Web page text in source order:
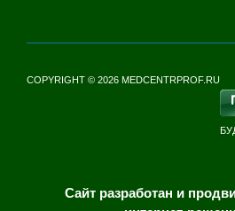
COPYRIGHT © 2026 MEDCENTRPROF.RU
Сайт разработан и